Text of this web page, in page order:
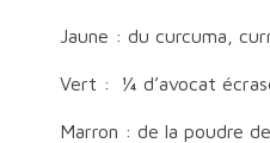
Jaune : du curcuma,
Vert : ¼ d’avocat
Marron : de la poudre